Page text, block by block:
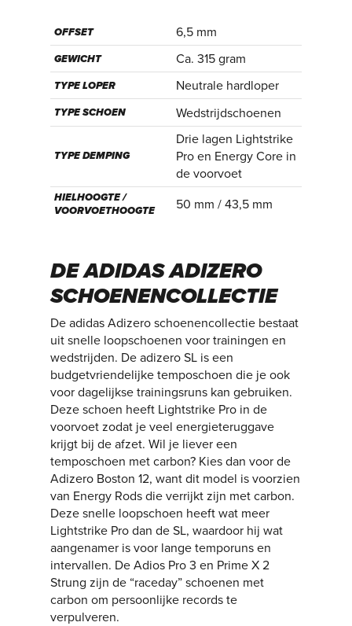
OFFSET 6,5 mm
GEWICHT Ca. 315 gram
TYPE LOPER Neutrale hardloper
TYPE SCHOEN Wedstrijdschoenen
TYPE DEMPING
Drie lagen Lightstrike
Pro en Energy Core in
de voorvoet
HIELHOOGTE /
VOORVOETHOOGTE
50 mm / 43,5 mm
DE ADIDAS ADIZERO
SCHOENENCOLLECTIE
De adidas Adizero schoenencollectie bestaat
uit snelle loopschoenen voor trainingen en
wedstrijden. De adizero SL is een
budgetvriendelijke temposchoen die je ook
voor dagelijkse trainingsruns kan gebruiken.
Deze schoen heeft Lightstrike Pro in de
voorvoet zodat je veel energieteruggave
krijgt bij de afzet. Wil je liever een
temposchoen met carbon? Kies dan voor de
Adizero Boston 12, want dit model is voorzien
van Energy Rods die verrijkt zijn met carbon.
Deze snelle loopschoen heeft wat meer
Lightstrike Pro dan de SL, waardoor hij wat
aangenamer is voor lange temporuns en
intervallen. De Adios Pro 3 en Prime X 2
Strung zijn de “raceday” schoenen met
carbon om persoonlijke records te
verpulveren.